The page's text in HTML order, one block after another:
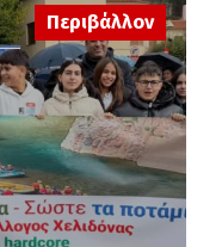
Περιβάλλον